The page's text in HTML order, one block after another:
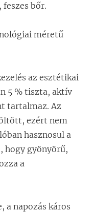
feszes bőr.
méretű
az esztétikai
5 % tiszta, aktív
tartalmaz. Az
ezért nem
hasznosul a
hogy gyönyörű,
a
a napozás káros